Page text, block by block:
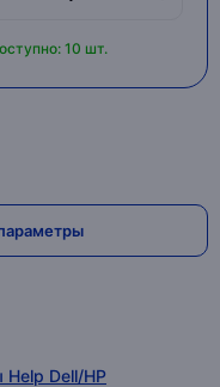
10 шт.
Dell/HP